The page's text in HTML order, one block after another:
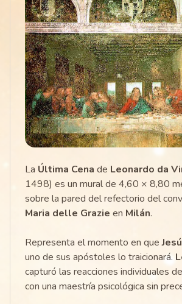
La Última Cena de Leonardo da
1498) es un mural de 4,60 × 8,80
sobre la pared del refectorio del
Maria delle Grazie en Milán.
Representa el momento en que
uno de sus apóstoles lo traicionará.
capturó las reacciones individuales
con una maestría psicológica sin